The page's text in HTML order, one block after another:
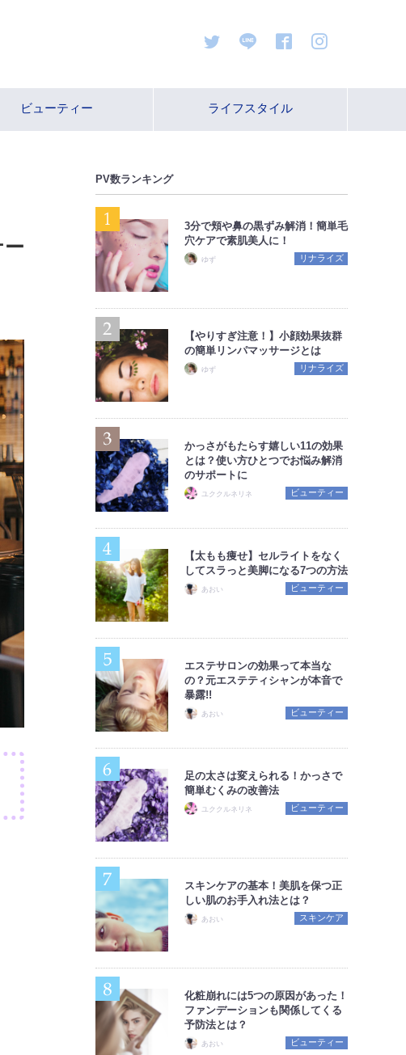
ビューティー ライフスタイル
PV数ランキング
3分で頬や鼻の黒ずみ解消！簡単毛
穴ケアで素肌美人に！
ゆず リナライズ
【やりすぎ注意！】小顔効果抜群
の簡単リンパマッサージとは
ゆず リナライズ
かっさがもたらす嬉しい11の効果
とは？使い方ひとつでお悩み解消
のサポートに
ユククルネリネ ビューティー
【太もも痩せ】セルライトをなく
してスラっと美脚になる7つの方法
あおい ビューティー
エステサロンの効果って本当な
の？元エステティシャンが本音で
暴露!!
あおい ビューティー
足の太さは変えられる！かっさで
簡単むくみの改善法
ユククルネリネ ビューティー
スキンケアの基本！美肌を保つ正
しい肌のお手入れ法とは？
あおい スキンケア
化粧崩れには5つの原因があった！
ファンデーションも関係してくる
予防法とは？
あおい ビューティー